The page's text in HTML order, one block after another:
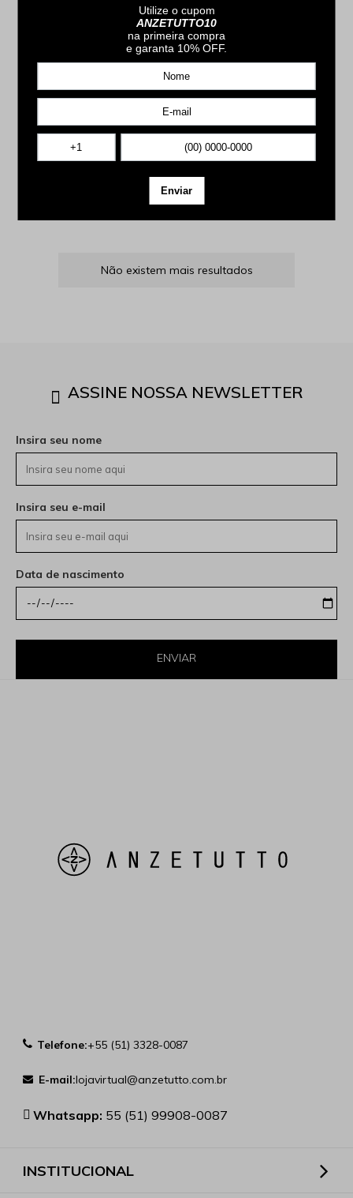
8
sem juros* em6xde
COBRA PYTHON
ELEPHANT - REF
43.17.131C 8
Não existem mais resultados
ASSINE NOSSA NEWSLETTER
Insira seu nome
Insira seu e-mail
Data de nascimento
ENVIAR
Telefone:+55 (51) 3328-0087
E-mail:lojavirtual@anzetutto.com.br
Whatsapp: 55 (51) 99908-0087
INSTITUCIONAL